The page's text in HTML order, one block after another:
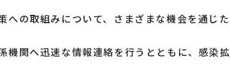
への取組みについて、さまざまな機会を通じ
機関へ迅速な情報連絡を行うとともに、感染